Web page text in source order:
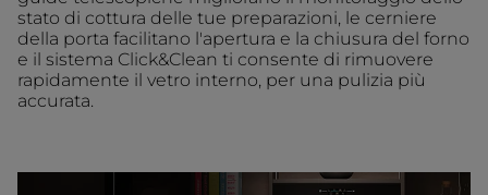
stato di cottura delle tue preparazioni, le cerniere
della porta facilitano l'apertura e la chiusura del forno
e il sistema Click&Clean ti consente di rimuovere
rapidamente il vetro interno, per una pulizia più
accurata.